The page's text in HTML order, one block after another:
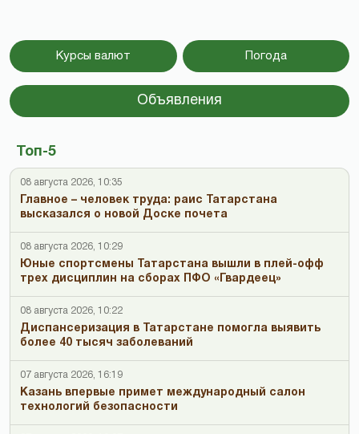
Курсы валют Погода
Объявления
Топ-5
08 августа 2026, 10:35
Главное – человек труда: раис Татарстана
высказался о новой Доске почета
08 августа 2026, 10:29
Юные спортсмены Татарстана вышли в плей-офф
трех дисциплин на сборах ПФО «Гвардеец»
08 августа 2026, 10:22
Диспансеризация в Татарстане помогла выявить
более 40 тысяч заболеваний
07 августа 2026, 16:19
Казань впервые примет международный салон
технологий безопасности